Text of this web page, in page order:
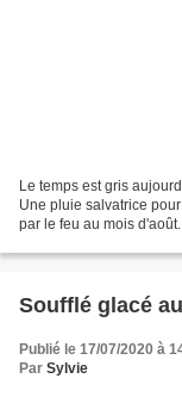
Le temps est gris
Une pluie salvatrice
par le feu au mois
Soufflé glacé
Publié le 17/07/2020 à
Par Sylvie